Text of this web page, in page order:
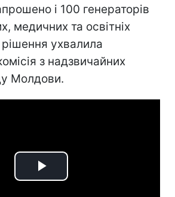
і 100 генераторів
медичних та освітніх
ухвалила
з надзвичайних
Молдови.
Play